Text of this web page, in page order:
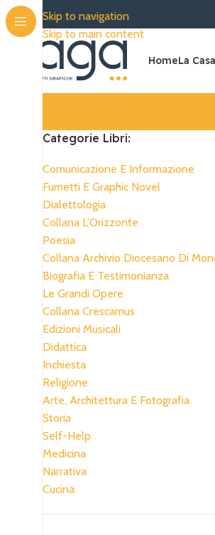
Skip to navigation
Skip to main content
HomeLa
Categorie Libri:
Comunicazione E Informazione
Fumetti E Graphic Novel
Dialettologia
Collana L'Orizzonte
Poesia
Collana Archivio Diocesano Di
Biografia E Testimonianza
Le Grandi Opere
Collana Crescamus
Edizioni Musicali
Didattica
Inchiesta
Religione
Arte, Architettura E Fotografia
Storia
Self-Help
Medicina
Narrativa
Cucina